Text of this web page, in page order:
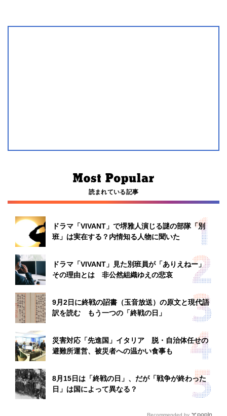
読まれている記事
ドラマ「VIVANT」で堺雅人演じる謎の部隊「別
班」は実在する？内情知る人物に聞いた
ドラマ「VIVANT」見た別班員が「ありえねー」
その理由とは 非公然組織ゆえの悲哀
9月2日に終戦の詔書（玉音放送）の原文と現代語
訳を読む もう一つの「終戦の日」
災害対応「先進国」イタリア 脱・自治体任せの
避難所運営、被災者への温かい食事も
8月15日は「終戦の日」、だが「戦争が終わった
日」は国によって異なる？
Recommended by